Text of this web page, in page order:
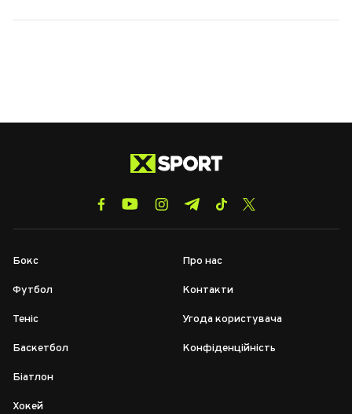
Бокс
Футбол
Теніс
Баскетбол
Біатлон
Хокей
Про нас
Контакти
Угода користувача
Конфіденційність